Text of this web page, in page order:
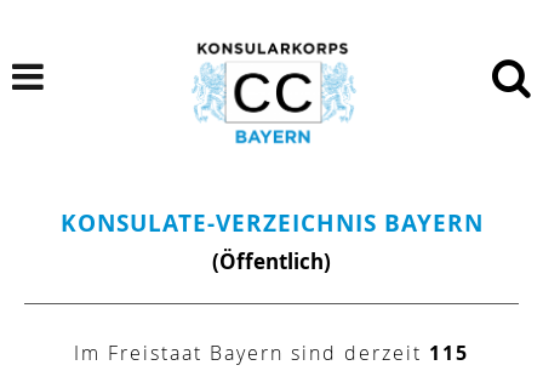
KONSULATE-VERZEICHNIS BAYERN
(Öffentlich)
Im Freistaat Bayern sind derzeit 115